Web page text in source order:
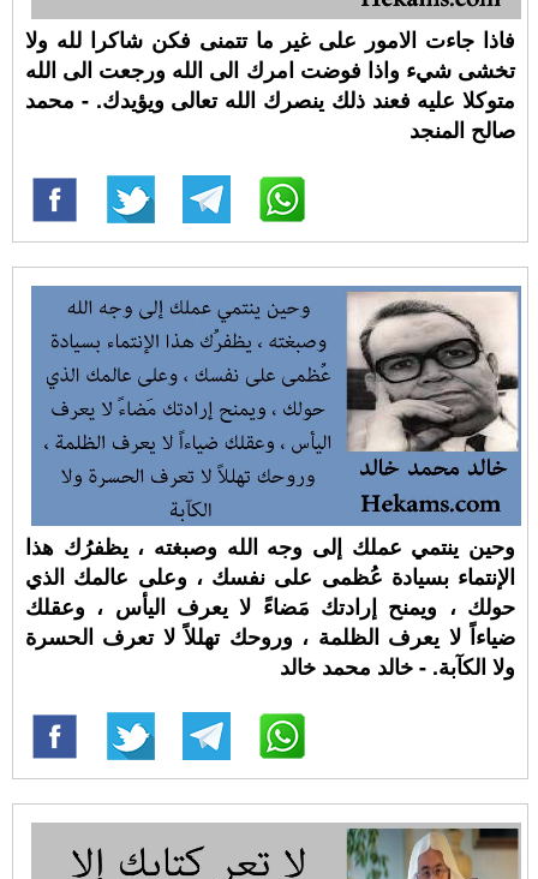
فاذا جاءت الامور على غير ما تتمنى فكن شاكرا لله ولا
تخشى شيء واذا فوضت امرك الى الله ورجعت الى الله
متوكلا عليه فعند ذلك ينصرك الله تعالى ويؤيدك. - محمد
صالح المنجد
وحين ينتمي عملك إلى وجه الله وصبغته ، يظفرُك هذا
الإنتماء بسيادة عُظمى على نفسك ، وعلى عالمك الذي
حولك ، ويمنح إرادتك مَضاءً لا يعرف اليأس ، وعقلك
ضياءاً لا يعرف الظلمة ، وروحك تهللاً لا تعرف الحسرة
ولا الكآبة. - خالد محمد خالد